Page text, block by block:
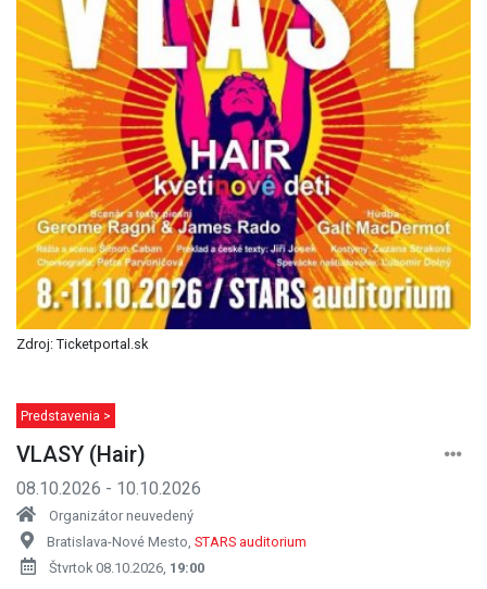
Zdroj: Ticketportal.sk
Predstavenia >
VLASY (Hair)
08.10.2026 - 10.10.2026
Organizátor neuvedený
Bratislava-Nové Mesto, STARS auditorium
Štvrtok 08.10.2026, 19:00